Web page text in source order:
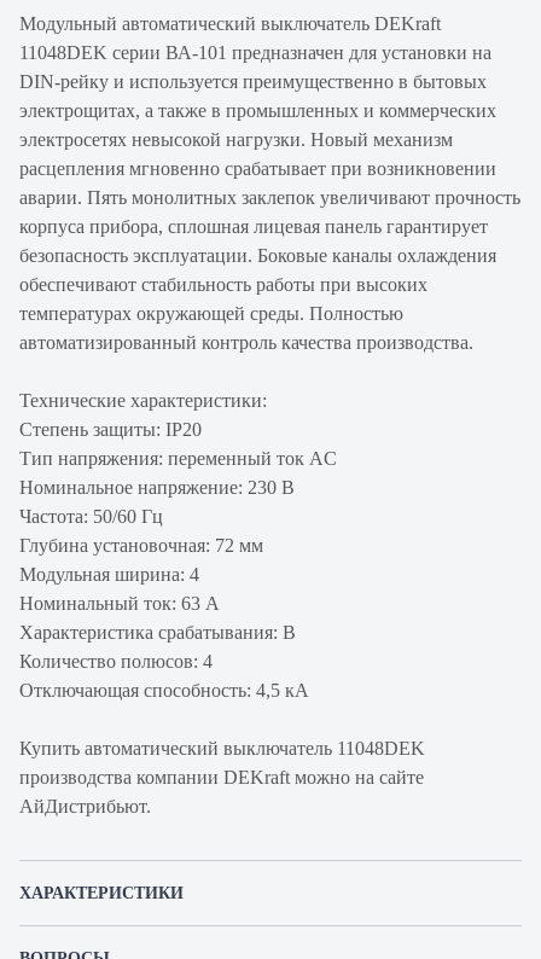
Модульный автоматический выключатель DEKraft
11048DEK серии ВА-101 предназначен для установки на
DIN-рейку и используется преимущественно в бытовых
электрощитах, а также в промышленных и коммерческих
электросетях невысокой нагрузки. Новый механизм
расцепления мгновенно срабатывает при возникновении
аварии. Пять монолитных заклепок увеличивают прочность
корпуса прибора, сплошная лицевая панель гарантирует
безопасность эксплуатации. Боковые каналы охлаждения
обеспечивают стабильность работы при высоких
температурах окружающей среды. Полностью
автоматизированный контроль качества производства.
Технические характеристики:
Степень защиты: IP20
Тип напряжения: переменный ток AC
Номинальное напряжение: 230 В
Частота: 50/60 Гц
Глубина установочная: 72 мм
Модульная ширина: 4
Номинальный ток: 63 А
Характеристика срабатывания: B
Количество полюсов: 4
Отключающая способность: 4,5 кА
Купить автоматический выключатель 11048DEK
производства компании DEKraft можно на сайте
АйДистрибьют.
ХАРАКТЕРИСТИКИ